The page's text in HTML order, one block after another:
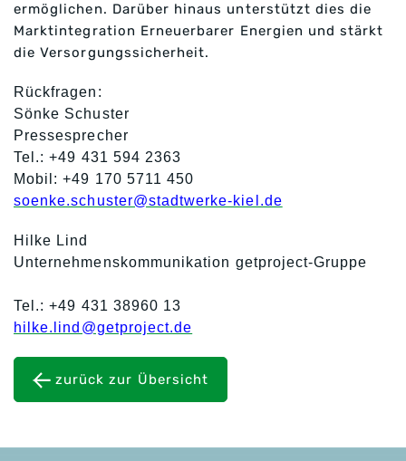
ermöglichen. Darüber hinaus unterstützt dies die
Marktintegration Erneuerbarer Energien und stärkt
die Versorgungssicherheit.
Rückfragen:
Sönke Schuster
Pressesprecher
Tel.: +49 431 594 2363
Mobil: +49 170 5711 450
soenke.schuster@stadtwerke-kiel.de
Hilke Lind
Unternehmenskommunikation getproject-Gruppe
Tel.: +49 431 38960 13
hilke.lind@getproject.de
zurück zur Übersicht